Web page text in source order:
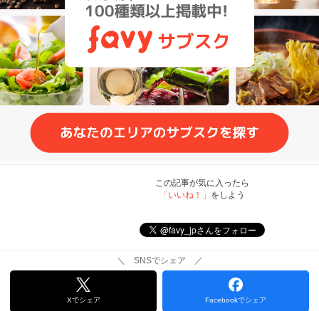
この記事が気に入ったら
「いいね！」 をしよう
＼ SNSでシェア ／
Xでシェア Facebookでシェア